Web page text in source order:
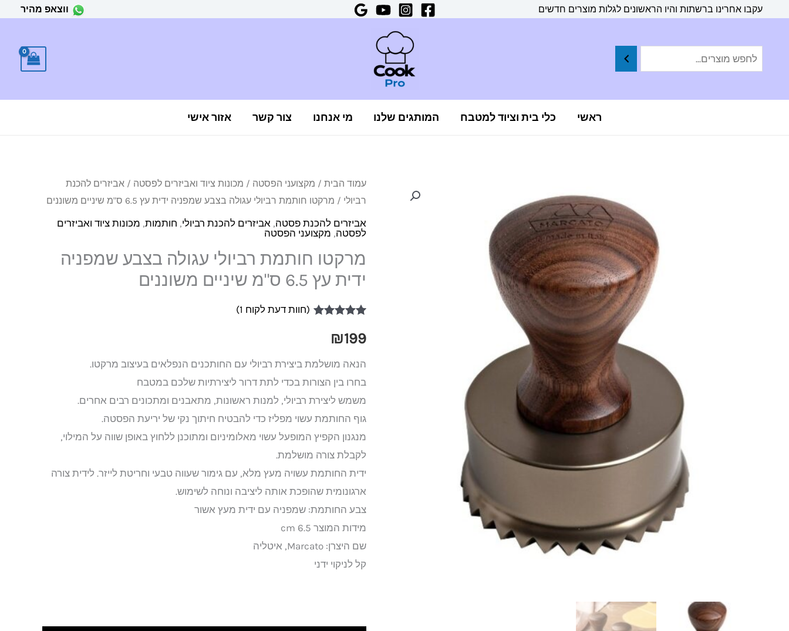
עקבו אחרינו ברשתות והיו הראשונים לגלות מוצרים חדשים ווצאפ מהיר
ראשי כלי בית וציוד למטבח המותגים שלנו מי אנחנו צור קשר אזור אישי
עמוד הבית / מקצועני הפסטה / מכונות ציוד ואביזרים לפסטה / אביזרים להכנת
רביולי / מרקטו חותמת רביולי עגולה בצבע שמפניה ידית עץ 6.5 ס"מ שיניים משוננים
אביזרים להכנת פסטה, אביזרים להכנת רביולי, חותמות, מכונות ציוד ואביזרים
לפסטה, מקצועני הפסטה
מרקטו חותמת רביולי עגולה בצבע שמפניה
ידית עץ 6.5 ס"מ שיניים משוננים
מתוך 5 מבוסס
עלדירוגים של
(חוות דעת לקוח 1
)
₪199
הנאה מושלמת ביצירת רביולי עם החותכנים הנפלאים בעיצוב מרקטו.
בחרו בין הצורות בכדי לתת דרור ליצירתיות שלכם במטבח
משמש ליצירת רביולי, למנות ראשונות, מתאבנים ומתכונים רבים אחרים.
גוף החותמת עשוי מפליז כדי להבטיח חיתוך נקי של יריעת הפסטה.
מנגנון הקפיץ המופעל עשוי מאלומיניום ומתוכנן ללחוץ באופן שווה על המילוי,
לקבלת צורה מושלמת.
ידית החותמת עשויה מעץ מלא, עם גימור שעווה טבעי וחריטת לייזר. לידית צורה
ארגונומית שהופכת אותה ליציבה ונוחה לשימוש.
צבע החותמת: שמפניה עם ידית מעץ אשור
מידות המוצר 6.5 cm
שם היצרן: Marcato, איטליה
קל לניקוי ידני
כמות
של
מרקטו
חותמת
רביולי
עגולה
שמפניה
עץ
6.5
ס"מ
שיניים
משוננים